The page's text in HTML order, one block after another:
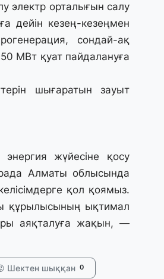
орталығын салу
дейін кезең-кезеңмен
сондай-ақ
МВт қуат пайдалануға
шығаратын зауыт
жүйесіне қосу
Алматы облысында
қол қоямыз.
құрылысының ықтимал
аяқталуға жақын, —
Шектен шыққан 0